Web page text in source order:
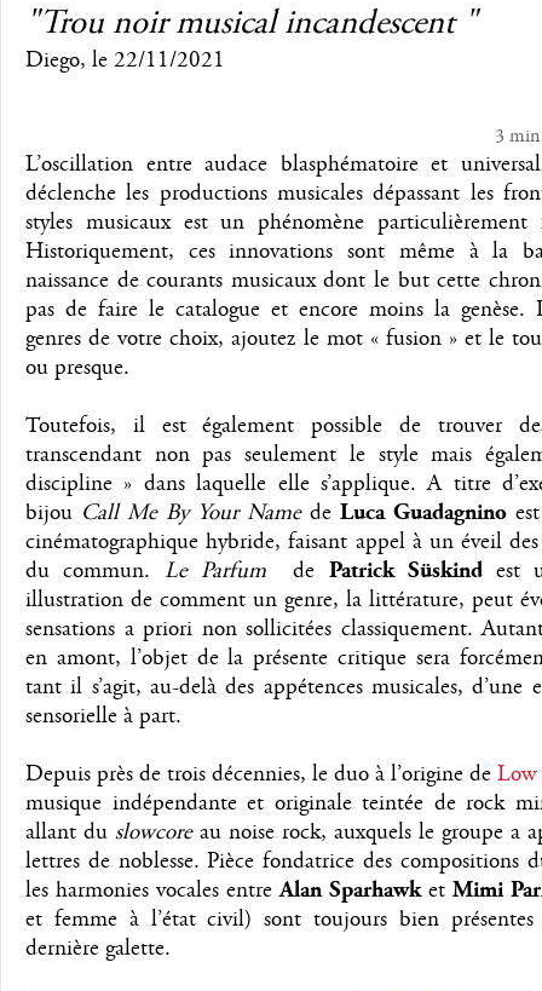
"Trou noir musical incandescent "
Diego, le 22/11/2021
3 min
L’oscillation entre audace blasphématoire et
déclenche les productions musicales dépassant les
styles musicaux est un phénomène particulièrement
Historiquement, ces innovations sont même à la
naissance de courants musicaux dont le but cette
pas de faire le catalogue et encore moins la genèse.
genres de votre choix, ajoutez le mot « fusion » et le
ou presque.
Toutefois, il est également possible de trouver
transcendant non pas seulement le style mais
discipline » dans laquelle elle s’applique. A titre
bijou Call Me By Your NamedeLuca Guadagnino
cinématographique hybride, faisant appel à un éveil des
du commun. Le Parfumde Patrick Süskindest
illustration de comment un genre, la littérature, peut
sensations a priori non sollicitées classiquement.
en amont, l’objet de la présente critique sera
tant il s’agit, au-delà des appétences musicales, d’une
sensorielle à part.
Depuis près de trois décennies, le duo à l’origine deLow
musique indépendante et originale teintée de rock
allant du slowcoreau noise rock, auxquels le groupe a
lettres de noblesse. Pièce fondatrice des compositions
les harmonies vocales entreAlan SparhawketMimi
et femme à l’état civil) sont toujours bien
dernière galette.